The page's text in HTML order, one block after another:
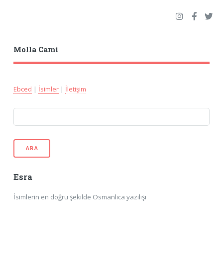
Molla Cami
Ebced | İsimler| İletişim
ARA
Esra
İsimlerin en doğru şekilde Osmanlıca yazılışı